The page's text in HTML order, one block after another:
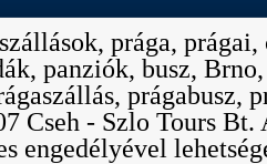
prága,
panziók, busz,
prágabusz,
Cseh - Szlo Tours
engedélyével